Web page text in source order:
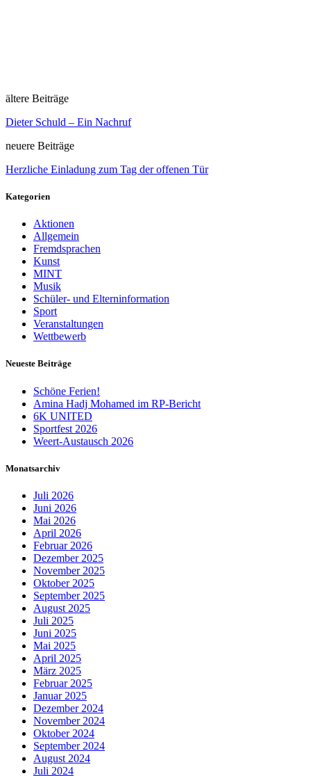
ältere Beiträge
Dieter Schuld – Ein Nachruf
neuere Beiträge
Herzliche Einladung zum Tag der offenen Tür
Kategorien
Aktionen
Allgemein
Fremdsprachen
Kunst
MINT
Musik
Schüler- und Elterninformation
Sport
Veranstaltungen
Wettbewerb
Neueste Beiträge
Schöne Ferien!
Amina Hadj Mohamed im RP-Bericht
6K UNITED
Sportfest 2026
Weert-Austausch 2026
Monatsarchiv
Juli 2026
Juni 2026
Mai 2026
April 2026
Februar 2026
Dezember 2025
November 2025
Oktober 2025
September 2025
August 2025
Juli 2025
Juni 2025
Mai 2025
April 2025
März 2025
Februar 2025
Januar 2025
Dezember 2024
November 2024
Oktober 2024
September 2024
August 2024
Juli 2024